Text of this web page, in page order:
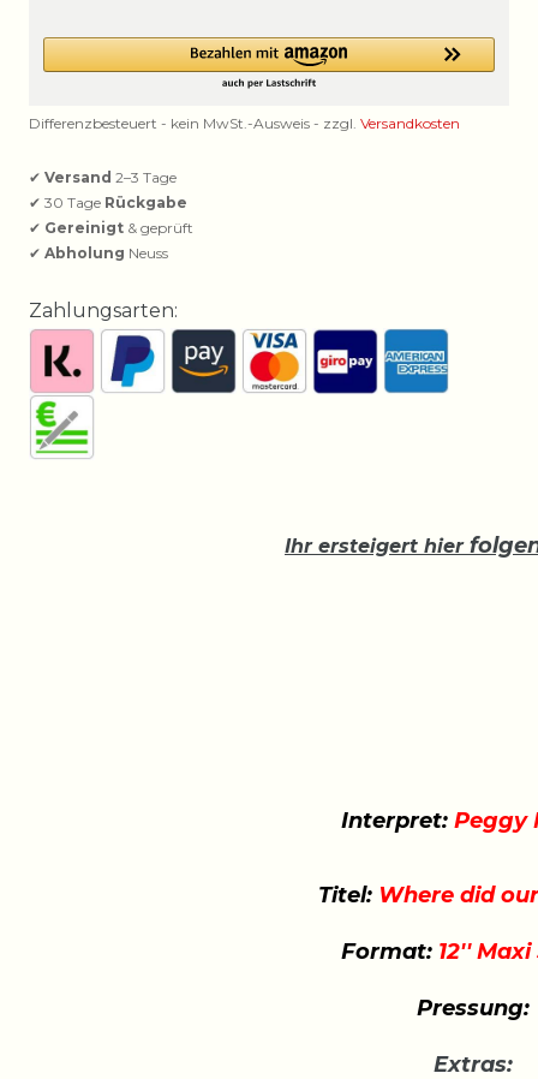
Differenzbesteuert - kein MwSt.-Ausweis - zzgl. Versandkosten
✔ Versand 2–3 Tage
✔ 30 Tage Rückgabe
✔ Gereinigt & geprüft
✔ Abholung Neuss
Zahlungsarten:
Ihr ersteigert hier
Interpret: Peggy
Titel: Where did
Format: 12''
Pressung:
Extras: